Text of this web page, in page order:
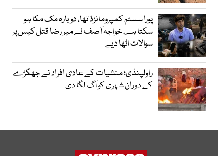
پورا سسٹم کمپرومائزڈ تھا، دوبارہ مک مکا ہو
سکتا ہے، خواجہ آصف نے میر رضا قتل کیس پر
سوالات اٹھا دیے
راولپنڈی؛ منشیات کے عادی افراد نے جھگڑے
کے دوران شہری کو آگ لگا دی